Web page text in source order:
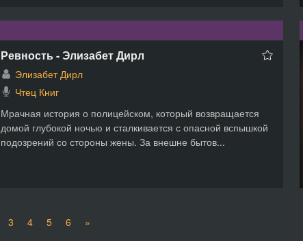
Ревность - Элизабет Дирл
Элизабет Дирл
Чтец Книг
Мрачная история о полицейском, который возвращается
домой глубокой ночью и сталкивается с опасной вспышкой
подозрений со стороны жены. За внешне бытов...
3 4 5 6 »